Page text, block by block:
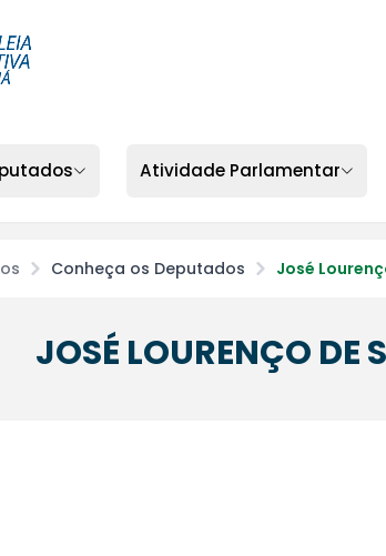
Atividade Parlamentar
Conheça os Deputados José
JOSÉ LOURENÇO DE